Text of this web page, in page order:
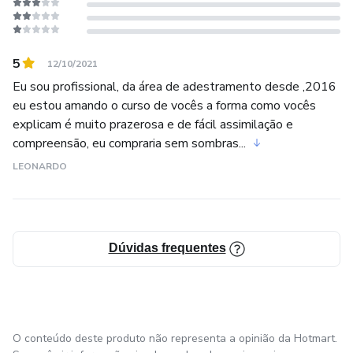
5 12/10/2021
Eu sou profissional, da área de adestramento desde ,2016
eu estou amando o curso de vocês a forma como vocês
explicam é muito prazerosa e de fácil assimilação e
compreensão, eu compraria sem sombras...
LEONARDO
Dúvidas frequentes
O conteúdo deste produto não representa a opinião da Hotmart.